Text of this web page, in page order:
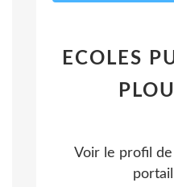
ECOLES
Voir le profil de